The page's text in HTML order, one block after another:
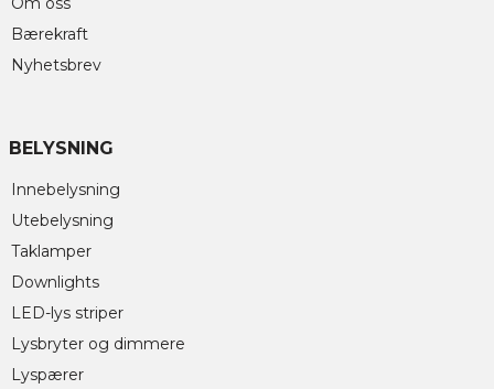
Bærekraft
Nyhetsbrev
BELYSNING
Innebelysning
Utebelysning
Taklamper
Downlights
LED-lys striper
Lysbryter og dimmere
Lyspærer